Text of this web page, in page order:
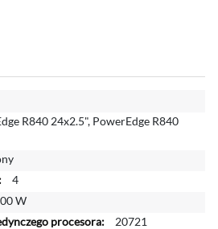
R840 24x2.5", PowerEdge R840
4
W
20721